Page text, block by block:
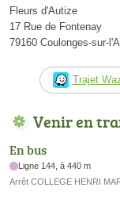
Fleurs d'Autize
17 Rue de Fontenay
79160 Coulonges-sur-
Trajet
Venir en
En bus
Ligne 144, à 440 m
Arrêt COLLEGE HENRI